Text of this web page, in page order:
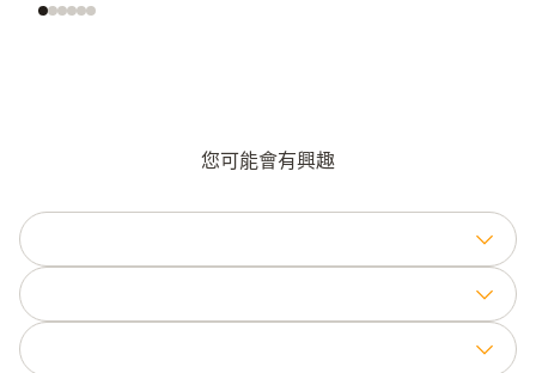
您可能會有興趣